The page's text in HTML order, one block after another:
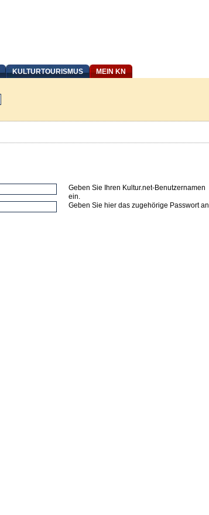
KULTURTOURISMUS MEIN KN
Geben Sie Ihren Kultur.net-Benutzernamen
ein.
Geben Sie hier das zugehörige Passwort an.